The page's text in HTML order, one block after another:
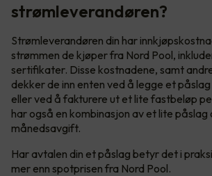
strømleverandøren?
Strømleverandøren din har
strømmen de kjøper fra Nord Pool,
sertifikater. Disse kostnadene, samt
dekker de inn enten ved å legge et
eller ved å fakturere ut et lite fastbeløp
har også en kombinasjon av et lite påslag
månedsavgift.
Har avtalen din et påslag betyr det i
mer enn spotprisen fra Nord Pool.